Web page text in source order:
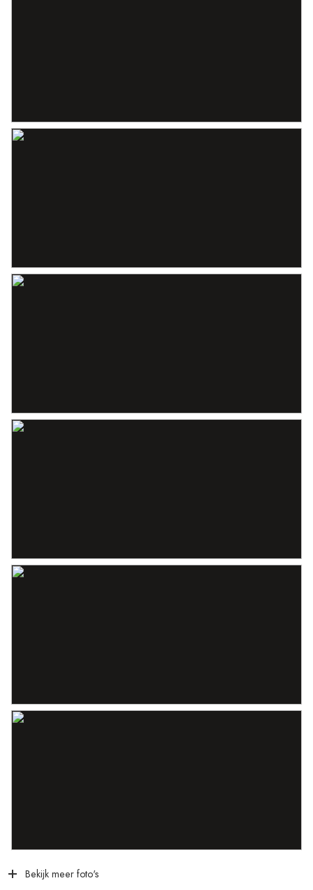
Bekijk meer foto's